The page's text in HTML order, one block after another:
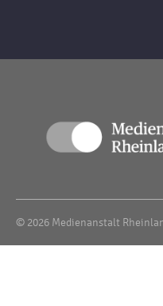
© 2026 Medienanstalt